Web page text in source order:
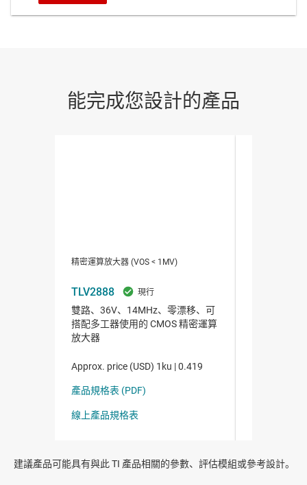
建議產品可能具有與此 TI 產品相關的參數、評估模組或參考設計。